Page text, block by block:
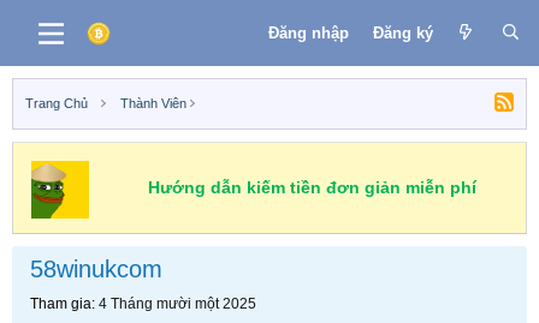
Đăng nhập Đăng ký
Trang Chủ Thành Viên
Hướng dẫn kiếm tiền đơn giản miễn phí
58winukcom
Tham gia 4 Tháng mười một 2025